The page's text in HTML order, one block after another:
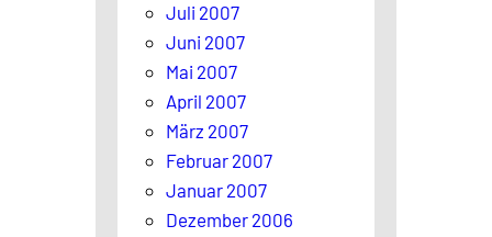
Juli 2007
Juni 2007
Mai 2007
April 2007
März 2007
Februar 2007
Januar 2007
Dezember 2006